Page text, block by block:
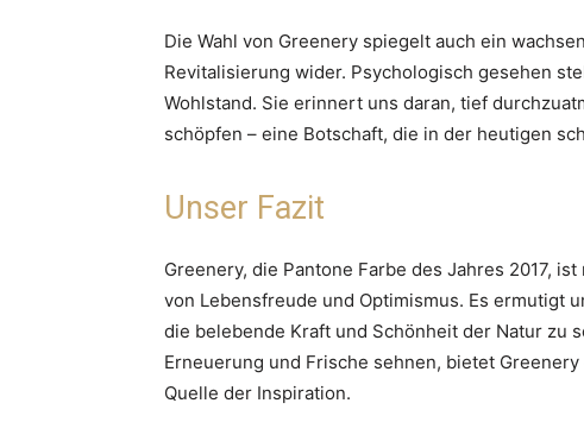
Die Wahl von Greenery spiegelt auch ein
Revitalisierung wider. Psychologisch gesehen
Wohlstand. Sie erinnert uns daran, tief
schöpfen – eine Botschaft, die in der heutigen
Unser Fazit
Greenery, die Pantone Farbe des Jahres 2017,
von Lebensfreude und Optimismus. Es ermutigt
die belebende Kraft und Schönheit der Natur zu
Erneuerung und Frische sehnen, bietet
Quelle der Inspiration.